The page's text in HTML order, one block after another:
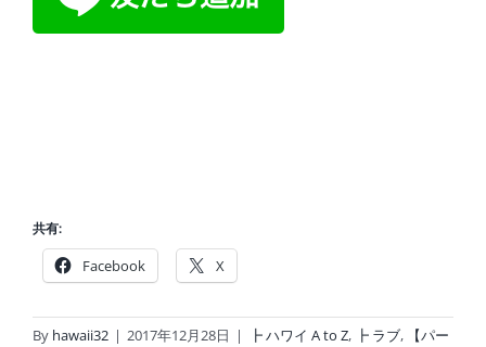
共有:
Facebook X
By hawaii32 | 2017年12月28日 | ┣ ハワイ A to Z, ┣ ラブ,
【パー